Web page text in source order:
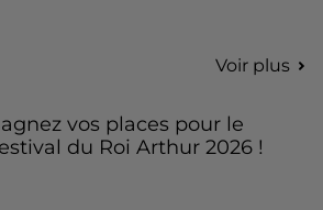
Voir plus
vos places pour le
du Roi Arthur 2026 !